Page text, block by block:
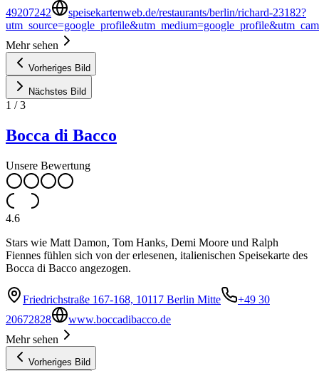
49207242
speisekartenweb.de/restaurants/berlin/richard-23182?
Mehr sehen
Vorheriges Bild
Nächstes Bild
1 /3
Bocca di Bacco
Unsere Bewertung
4.6
Stars wie Matt Damon, Tom Hanks, Demi Moore und Ralph
Fiennes fühlen sich von der erlesenen, italienischen Speisekarte des
Bocca di Bacco angezogen.
Friedrichstraße 167-168, 10117 Berlin Mitte
+49 30
20672828
www.boccadibacco.de
Mehr sehen
Vorheriges Bild